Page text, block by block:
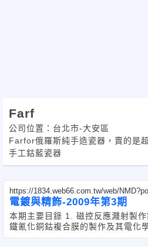
Farf
公司位置：台北市-大安區
Farfor俄羅斯純手造瓷器，賣的是
手工鈷藍瓷器
https://1834.web66.com.tw/web/
電鍍與精飾-2009年第3期
本期主要目錄 1. 磁控反應濺射製
鐵氰化銅鈷複合膜的製作及其電化